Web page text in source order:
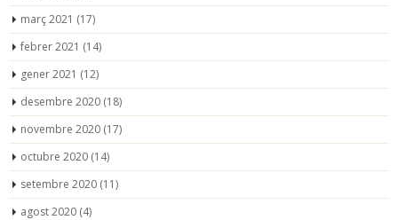
març 2021 (17)
febrer 2021 (14)
gener 2021 (12)
desembre 2020 (18)
novembre 2020 (17)
octubre 2020 (14)
setembre 2020 (11)
agost 2020 (4)